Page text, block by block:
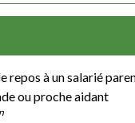
repos à un salarié
ou proche aidant